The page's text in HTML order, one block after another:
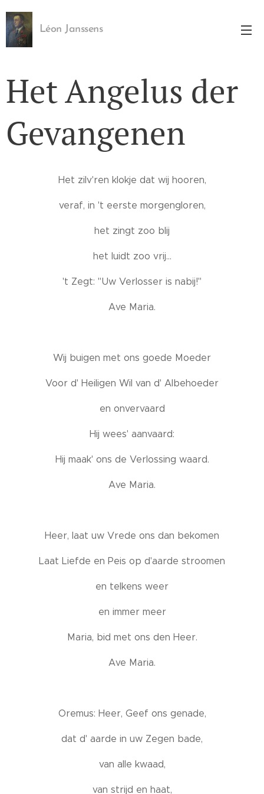
Léon Janssens
Het Angelus der
Gevangenen
Het zilv'ren klokje dat wij hooren,
veraf, in 't eerste morgengloren,
het zingt zoo blij
het luidt zoo vrij...
't Zegt: "Uw Verlosser is nabij!"
Ave Maria.
Wij buigen met ons goede Moeder
Voor d' Heiligen Wil van d' Albehoeder
en onvervaard
Hij wees' aanvaard:
Hij maak' ons de Verlossing waard.
Ave Maria.
Heer, laat uw Vrede ons dan bekomen
Laat Liefde en Peis op d'aarde stroomen
en telkens weer
en immer meer
Maria, bid met ons den Heer.
Ave Maria.
Oremus: Heer, Geef ons genade,
dat d' aarde in uw Zegen bade,
van alle kwaad,
van strijd en haat,